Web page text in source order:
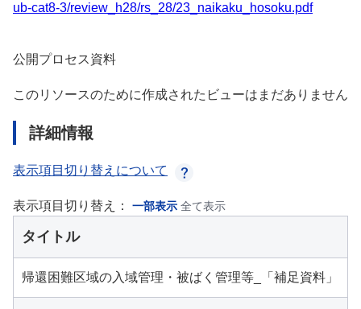
ub-cat8-3/review_h28/rs_28/23_naikaku_hosoku.pdf
公開プロセス資料
このリソースのために作成されたビューはまだありません
詳細情報
表示項目切り替えについて
表示項目切り替え： 一部表示 全て表示
タイトル
帰還困難区域の入域管理・被ばく管理等_「補足資料」